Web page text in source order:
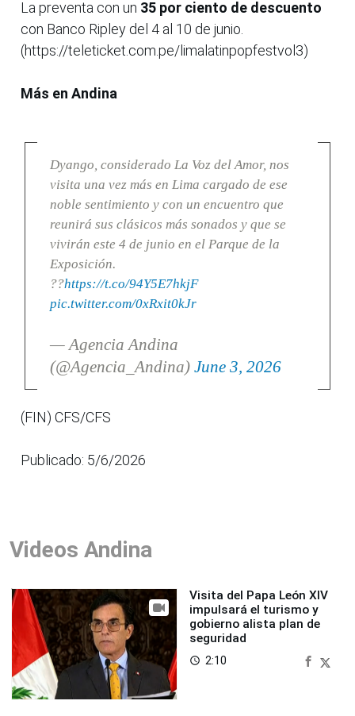
La preventa con un 35 por ciento de descuento
con Banco Ripley del 4 al 10 de junio.
(https://teleticket.com.pe/limalatinpopfestvol3)
Más en Andina
Dyango, considerado La Voz del Amor, nos
visita una vez más en Lima cargado de ese
noble sentimiento y con un encuentro que
reunirá sus clásicos más sonados y que se
vivirán este 4 de junio en el Parque de la
Exposición.
??https://t.co/94Y5E7hkjF
pic.twitter.com/0xRxit0kJr
— Agencia Andina
(@Agencia_Andina) June 3, 2026
(FIN) CFS/CFS
Publicado: 5/6/2026
Videos Andina
Visita del Papa León XIV
impulsará el turismo y
gobierno alista plan de
seguridad
access_time 2:10